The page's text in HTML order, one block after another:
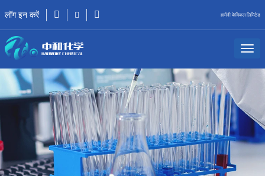
लॉग इन करें हार्मनी केमिकल लिमिटेड